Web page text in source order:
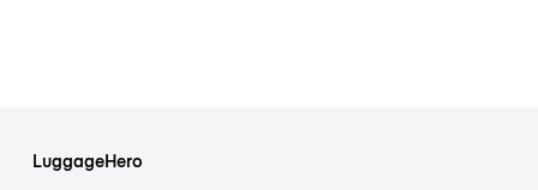
LuggageHero